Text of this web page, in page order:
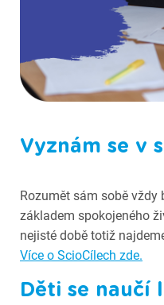
Vyznám se v
Rozumět sám sobě vždy
základem spokojeného
nejisté době totiž
Více o ScioCílech zde.
Děti se naučí